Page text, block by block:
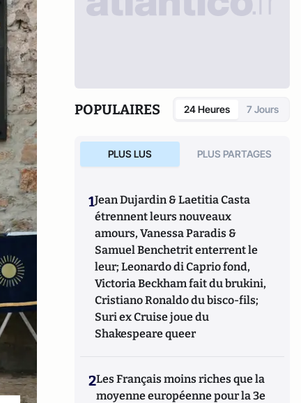
POPULAIRES 24 Heures 7 Jours
PLUS LUS PLUS PARTAGES
1Jean Dujardin & Laetitia Casta
étrennent leurs nouveaux
amours, Vanessa Paradis &
Samuel Benchetrit enterrent le
leur; Leonardo di Caprio fond,
Victoria Beckham fait du brukini,
Cristiano Ronaldo du bisco-fils;
Suri ex Cruise joue du
Shakespeare queer
2Les Français moins riches que la
moyenne européenne pour la 3e